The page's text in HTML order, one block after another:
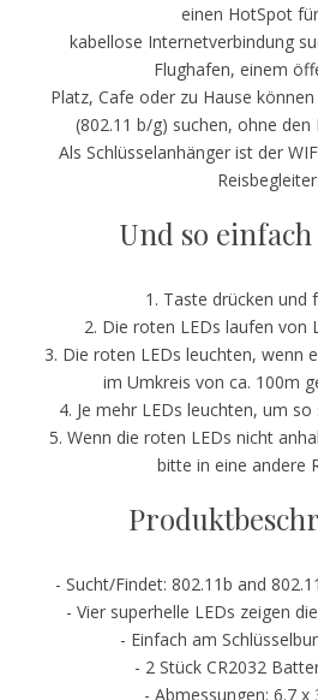
einen HotSpot
kabellose Internetverbindung
Flughafen, einem
Platz, Cafe oder zu Hause
(802.11 b/g) suchen, ohne
Als Schlüsselanhänger ist der
Reisbegleiter.
Und so einfach
1. Taste drücken und
2. Die roten LEDs laufen von
3. Die roten LEDs leuchten, wenn
im Umkreis von ca. 100m
4. Je mehr LEDs leuchten, um
5. Wenn die roten LEDs nicht
bitte in eine andere
- Sucht/Findet: 802.11b and
- Vier superhelle LEDs zeigen
- Einfach am
- 2 Stück CR2032
- Abmessungen: 6.7 x